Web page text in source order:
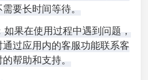
要长时间等待。
如果在使用过程中遇到问题，
通过应用内的客服功能联系客
帮助和支持。